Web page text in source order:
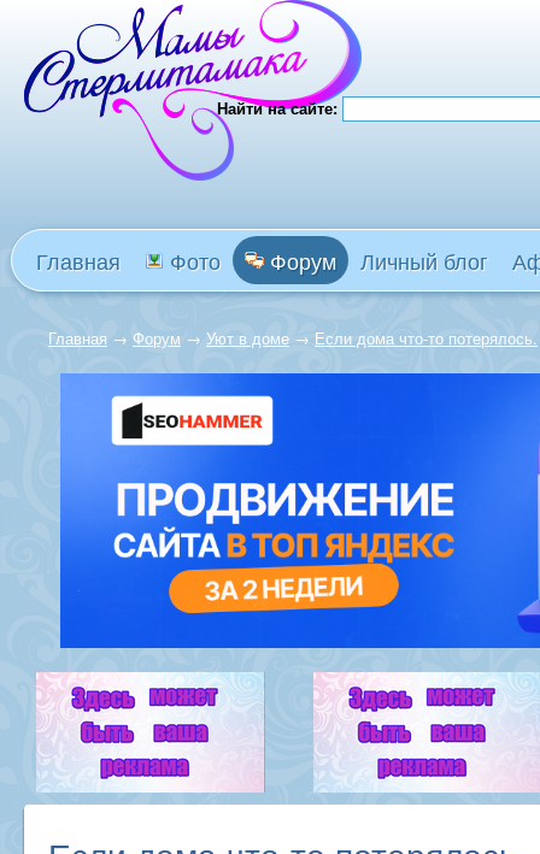
Найти на сайте:
Главная Фото Форум Личный блог
Главная → Форум → Уют в доме → Если дома что-то потерялось.